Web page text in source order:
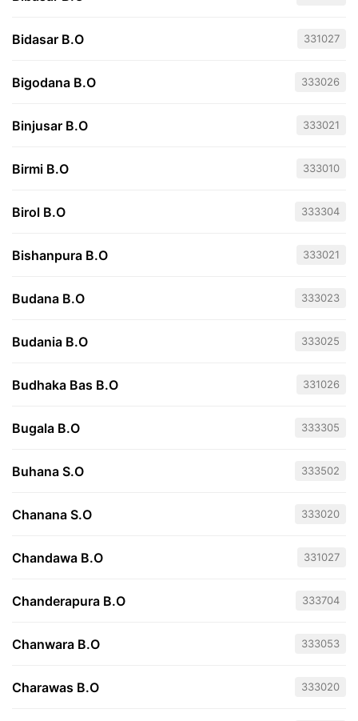
Bidasar B.O 331027
Bigodana B.O 333026
Binjusar B.O 333021
Birmi B.O 333010
Birol B.O 333304
Bishanpura B.O 333021
Budana B.O 333023
Budania B.O 333025
Budhaka Bas B.O 331026
Bugala B.O 333305
Buhana S.O 333502
Chanana S.O 333020
Chandawa B.O 331027
Chanderapura B.O 333704
Chanwara B.O 333053
Charawas B.O 333020